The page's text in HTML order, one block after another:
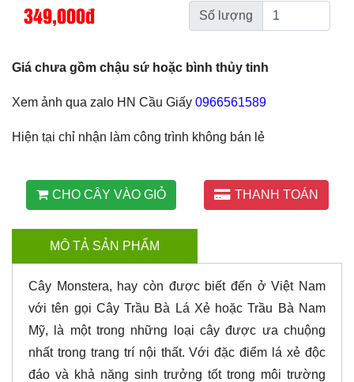
349,000đ Số lượng
Giá chưa gồm chậu sứ hoặc bình thủy tinh
Xem ảnh qua zalo HN Cầu Giấy 0966561589
Hiện tại chỉ nhận làm công trình không bán lẻ
CHO CÂY VÀO GIỎ THANH TOÁN
MÔ TẢ SẢN PHẨM
Cây Monstera, hay còn được biết đến ở Việt Nam
với tên gọi Cây Trầu Bà Lá Xẻ hoặc Trầu Bà Nam
Mỹ, là một trong những loại cây được ưa chuộng
nhất trong trang trí nội thất. Với đặc điểm lá xẻ độc
đáo và khả năng sinh trưởng tốt trong môi trường